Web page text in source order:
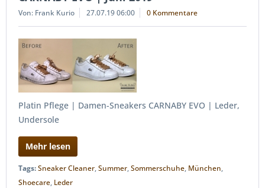
Von: Frank Kurio 27.07.19 06:00 0 Kommentare
Platin Pflege | Damen-Sneakers CARNABY EVO | Leder,
Undersole
Mehr lesen
Tags:Sneaker Cleaner,Summer,Sommerschuhe, München,
Shoecare, Leder